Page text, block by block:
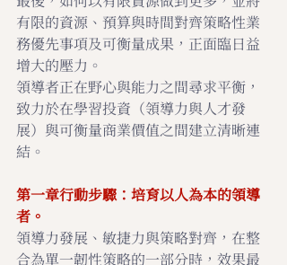
有限的資源、預算與時間對齊策略性業
務優先事項及可衡量成果，正面臨日益
增大的壓力。
領導者正在野心與能力之間尋求平衡，
致力於在學習投資（領導力與人才發
展）與可衡量商業價值之間建立清晰連
結。
第一章行動步驟：培育以人為本的領導
者。
領導力發展、敏捷力與策略對齊，在整
合為單一韌性策略的一部分時，效果最